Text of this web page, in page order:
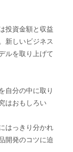
投資金額と収益
新しいビジネス
ルを取り上げて
自分の中に取り
はおもしろい
はっきり分かれ
開発のコツに迫